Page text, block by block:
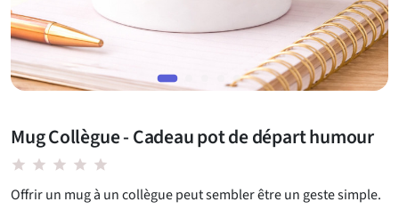
Mug Collègue - Cadeau pot de départ humour
star star star star star
Offrir un mug à un collègue peut sembler être un geste simple.